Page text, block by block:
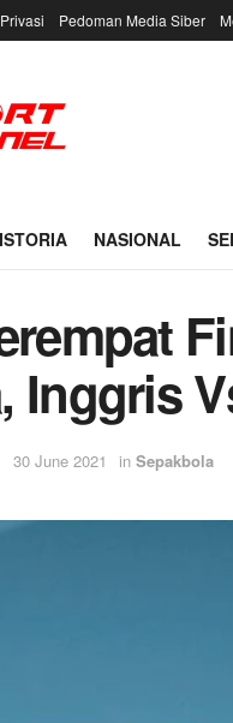
Pedoman Media Siber
NASIONAL
Inggris
30 June 2021 in Sepakbola